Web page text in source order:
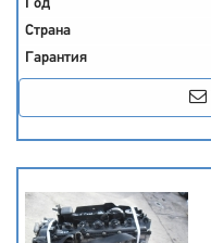
Год
Страна
Гарантия